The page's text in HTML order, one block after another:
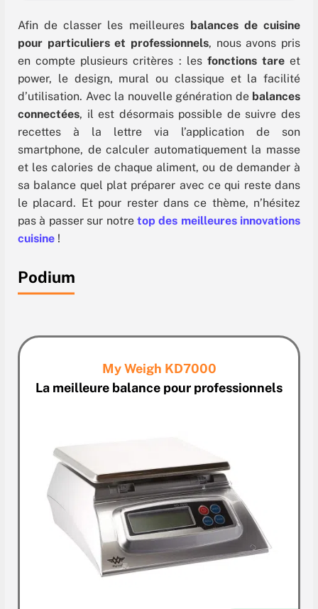
Afin de classer les meilleures balances de cuisine
pour particuliers et professionnels, nous avons pris
en compte plusieurs critères : les fonctions tareet
power, le design, mural ou classique et la facilité
d’utilisation. Avec la nouvelle génération de balances
connectées, il est désormais possible de suivre des
recettes à la lettre via l’application de son
smartphone, de calculer automatiquement la masse
et les calories de chaque aliment, ou de demander à
sa balance quel plat préparer avec ce qui reste dans
le placard. Et pour rester dans ce thème, n’hésitez
pas à passer sur notre top des meilleures innovations
cuisine !
Podium
My Weigh KD7000
La meilleure balance pour professionnels